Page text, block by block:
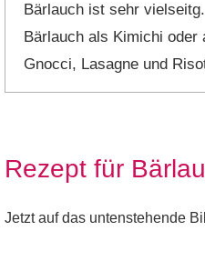
Bärlauch ist sehr
Bärlauch als Kimichi
Gnocci, Lasagne und
Rezept für
Jetzt auf das untenstehende